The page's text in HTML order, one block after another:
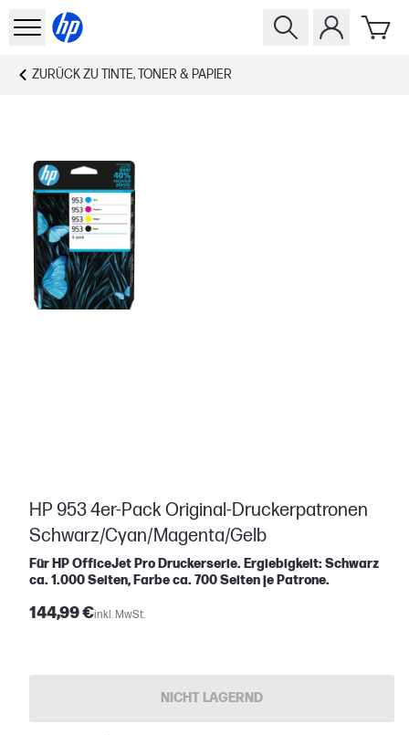
ZURÜCK ZU TINTE, TONER & PAPIER
HP 953 4er-Pack Original-Druckerpatronen
Schwarz/Cyan/Magenta/Gelb
Für HP OfficeJet Pro Druckerserie. Ergiebigkeit: Schwarz
ca. 1.000 Seiten, Farbe ca. 700 Seiten je Patrone.
144,99 €inkl. MwSt.
NICHT LAGERND